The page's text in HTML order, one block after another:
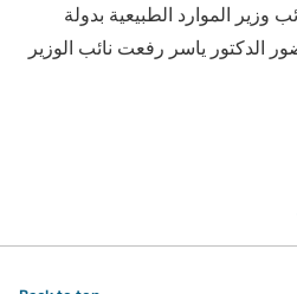
الموارد الطبيعية بدولة
الدكتور ياسر رفعت نائب الوزير